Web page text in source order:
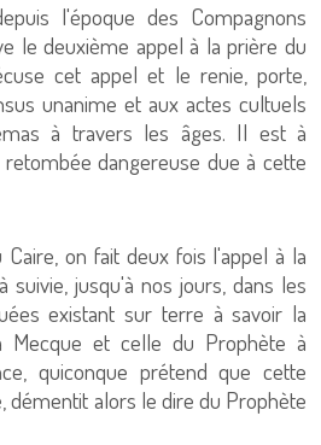
l'époque des Compagnons
le deuxième appel à la prière du
cet appel et le renie, porte,
unanime et aux actes cultuels
à travers les âges. Il est à
dangereuse due à cette
on fait deux fois l'appel à la
suivie, jusqu'à nos jours, dans les
existant sur terre à savoir la
Mecque et celle du Prophète à
quiconque prétend que cette
démentit alors le dire du Prophète